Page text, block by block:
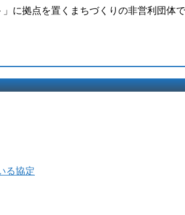
に拠点を置くまちづくりの非営利団体
る協定